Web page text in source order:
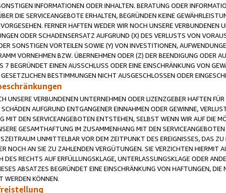
INFORMATIONEN ODER INHALTEN. BERATUNG ODER
DIE SERVICEANGEBOTE ERHALTEN, BEGRÜNDEN KEINE
FERNER HAFTEN WEDER WIR NOCH UNSERE
ODER SCHADENSERSATZ AUFGRUND (X) DES VERLUSTS VON
SONSTIGEN VORTEILEN SOWIE (Y) VON INVESTITIONEN,
VORNEHMEN BZW. ÜBERNEHMEN ODER (Z) DER BEENDIGUNG ODER
7 BEGRÜNDET EINEN AUSSCHLUSS ODER EINE EINSCHRÄNKUNG VON
BESTIMMUNGEN NICHT AUSGESCHLOSSEN ODER
UNSERE VERBUNDENEN UNTERNEHMEN ODER LIZENZGEBER HAFTEN
AUFGRUND ENTGANGENER EINNAHMEN ODER GEWINNE,
MIT DEN SERVICEANGEBOTEN ENTSTEHEN, SELBST WENN WIR AUF DIE
GESAMTHAFTUNG IM ZUSAMMENHANG MIT DEN
UNMITTELBAR VOR DEM ZEITPUNKT DES EREIGNISSES, DAS
NOCH AN SIE ZU ZAHLENDEN VERGÜTUNGEN. SIE VERZICHTEN HIERMIT
DES RECHTS AUF ERFÜLLUNGSKLAGE, UNTERLASSUNGSKLAGE ODER
ABSATZES BEGRÜNDET EINE EINSCHRÄNKUNG VON HAFTUNGEN,
WERDEN KÖNNEN.